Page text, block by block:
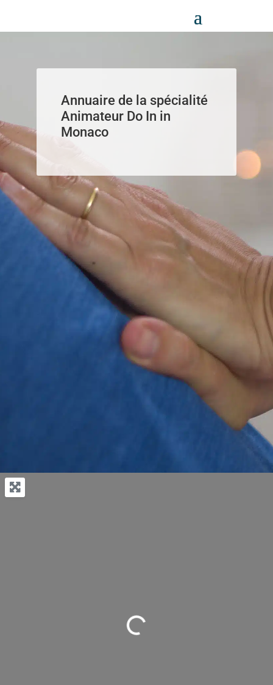
Annuaire de la spécialité
Animateur Do In in
Monaco
Loading...